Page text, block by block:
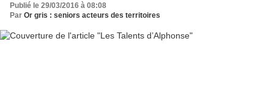
Publié le 29/03/2016 à 08:08
Par Or gris : seniors acteurs des territoires